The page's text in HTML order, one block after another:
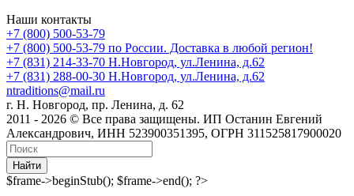
Наши контакты
+7 (800) 500-53-79
+7 (800) 500-53-79 по России. Доставка в любой регион!
+7 (831) 214-33-70 Н.Новгород, ул.Ленина, д.62
+7 (831) 288-00-30 Н.Новгород, ул.Ленина, д.62
ntraditions@mail.ru
г. Н. Новгород, пр. Ленина, д. 62
2011 - 2026 © Все права защищены. ИП Останин Евгений
Александрович, ИНН 523900351395, ОГРН 311525817900020
Найти
$frame->beginStub(); $frame->end(); ?>